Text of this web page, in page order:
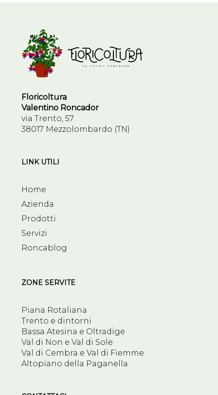
Floricoltura
Valentino Roncador
via Trento, 57
38017 Mezzolombardo (TN)
LINK UTILI
Home
Azienda
Prodotti
Servizi
Roncablog
ZONE SERVITE
Piana Rotaliana
Trento e dintorni
Bassa Atesina e Oltradige
Val di Non e Val di Sole
Val di Cembra e Val di Fiemme
Altopiano della Paganella